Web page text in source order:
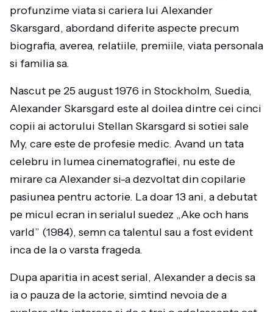
profunzime viata si cariera lui Alexander
Skarsgard, abordand diferite aspecte precum
biografia, averea, relatiile, premiile, viata personala
si familia sa.
Nascut pe 25 august 1976 in Stockholm, Suedia,
Alexander Skarsgard este al doilea dintre cei cinci
copii ai actorului Stellan Skarsgard si sotiei sale
My, care este de profesie medic. Avand un tata
celebru in lumea cinematografiei, nu este de
mirare ca Alexander si-a dezvoltat din copilarie
pasiunea pentru actorie. La doar 13 ani, a debutat
pe micul ecran in serialul suedez „Ake och hans
varld” (1984), semn ca talentul sau a fost evident
inca de la o varsta frageda.
Dupa aparitia in acest serial, Alexander a decis sa
ia o pauza de la actorie, simtind nevoia de a